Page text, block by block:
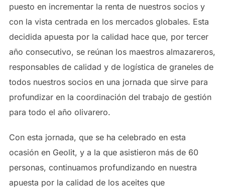
puesto en incrementar la renta de nuestros socios y
con la vista centrada en los mercados globales. Esta
decidida apuesta por la calidad hace que, por tercer
año consecutivo, se reúnan los maestros almazareros,
responsables de calidad y de logística de graneles de
todos nuestros socios en una jornada que sirve para
profundizar en la coordinación del trabajo de gestión
para todo el año olivarero.
Con esta jornada, que se ha celebrado en esta
ocasión en Geolit, y a la que asistieron más de 60
personas, continuamos profundizando en nuestra
apuesta por la calidad de los aceites que